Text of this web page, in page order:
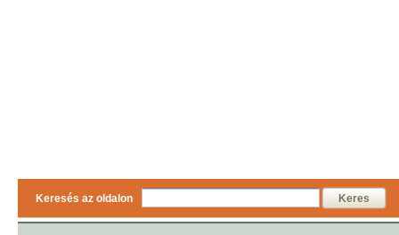
Keresés az oldalon Keres